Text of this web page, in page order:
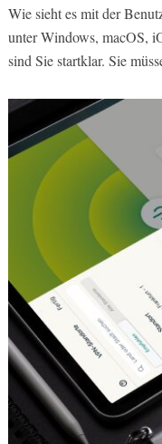
Wie sieht es mit der
unter Windows, macOS,
sind Sie startklar. Sie